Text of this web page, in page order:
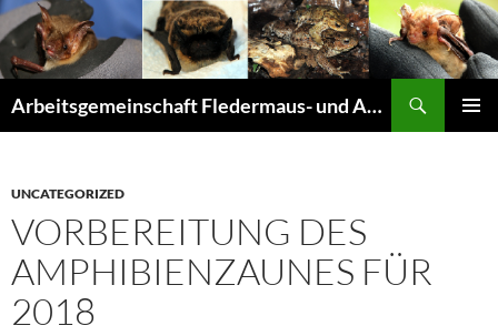
Arbeitsgemeinschaft Fledermaus- und Amphibienschutz Seligenstadt und Mainhausen
UNCATEGORIZED
VORBEREITUNG DES
AMPHIBIENZAUNES FÜR
2018